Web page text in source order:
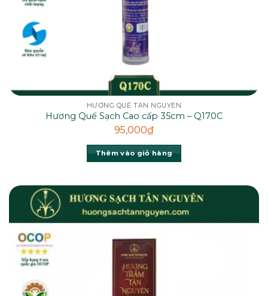
HƯƠNG QUẾ TÂN NGUYÊN
Hương Quế Sạch Cao cấp 35cm – Q170C
95,000₫
Thêm vào giỏ hàng